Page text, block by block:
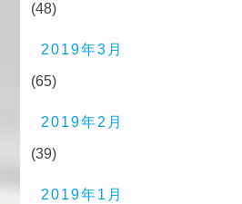
(48)
2019年3月
(65)
2019年2月
(39)
2019年1月